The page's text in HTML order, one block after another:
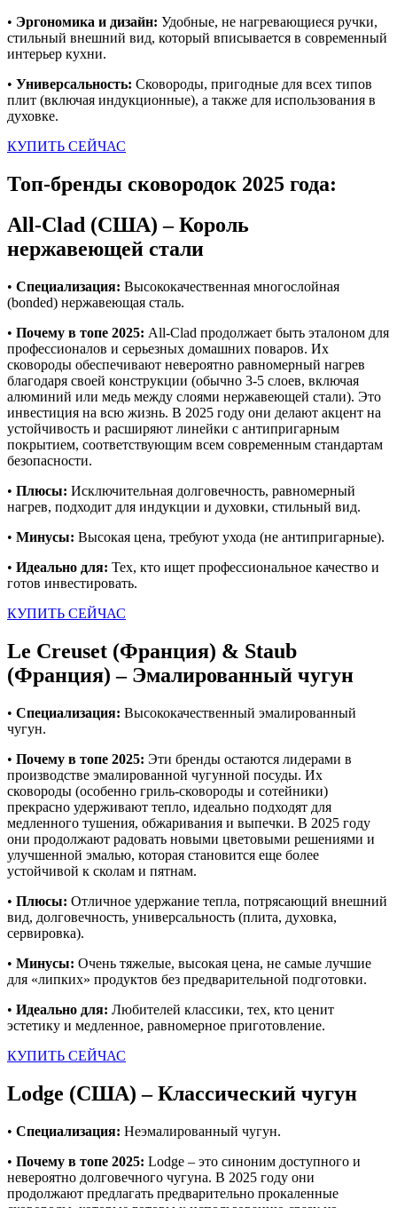
• Эргономика и дизайн: Удобные, не нагревающиеся ручки,
стильный внешний вид, который вписывается в современный
интерьер кухни.
• Универсальность: Сковороды, пригодные для всех типов
плит (включая индукционные), а также для использования в
духовке.
КУПИТЬ СЕЙЧАС
Топ-бренды сковородок 2025 года:
All-Clad (США) – Король
нержавеющей стали
• Специализация: Высококачественная многослойная
(bonded) нержавеющая сталь.
• Почему в топе 2025: All-Clad продолжает быть эталоном для
профессионалов и серьезных домашних поваров. Их
сковороды обеспечивают невероятно равномерный нагрев
благодаря своей конструкции (обычно 3-5 слоев, включая
алюминий или медь между слоями нержавеющей стали). Это
инвестиция на всю жизнь. В 2025 году они делают акцент на
устойчивость и расширяют линейки с антипригарным
покрытием, соответствующим всем современным стандартам
безопасности.
• Плюсы: Исключительная долговечность, равномерный
нагрев, подходит для индукции и духовки, стильный вид.
• Минусы: Высокая цена, требуют ухода (не антипригарные).
• Идеально для: Тех, кто ищет профессиональное качество и
готов инвестировать.
КУПИТЬ СЕЙЧАС
Le Creuset (Франция) & Staub
(Франция) – Эмалированный чугун
• Специализация: Высококачественный эмалированный
чугун.
• Почему в топе 2025: Эти бренды остаются лидерами в
производстве эмалированной чугунной посуды. Их
сковороды (особенно гриль-сковороды и сотейники)
прекрасно удерживают тепло, идеально подходят для
медленного тушения, обжаривания и выпечки. В 2025 году
они продолжают радовать новыми цветовыми решениями и
улучшенной эмалью, которая становится еще более
устойчивой к сколам и пятнам.
• Плюсы: Отличное удержание тепла, потрясающий внешний
вид, долговечность, универсальность (плита, духовка,
сервировка).
• Минусы: Очень тяжелые, высокая цена, не самые лучшие
для «липких» продуктов без предварительной подготовки.
• Идеально для: Любителей классики, тех, кто ценит
эстетику и медленное, равномерное приготовление.
КУПИТЬ СЕЙЧАС
Lodge (США) – Классический чугун
• Специализация: Неэмалированный чугун.
• Почему в топе 2025: Lodge – это синоним доступного и
невероятно долговечного чугуна. В 2025 году они
продолжают предлагать предварительно прокаленные